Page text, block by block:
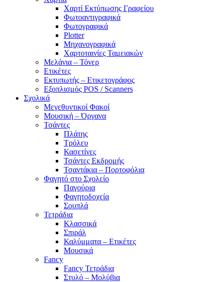
Χαρτί Εκτύπωσης Γραφείου
Φωτοαντιγραφικά
Φωτογραφικά
Plotter
Μηχανογραφικά
Χαρτοταινίες Ταμειακών
Μελάνια – Τόνερ
Ετικέτες
Εκτυπωτής – Ετικετογράφος
Εξοπλισμός POS / Scanners
Σχολικά
Μεγεθυντικοί Φακοί
Μουσική – Όργανα
Τσάντες
Πλάτης
Τρόλευ
Κασετίνες
Τσάντες Εκδρομής
Τσαντάκια – Πορτοφόλια
Φαγητό στο Σχολείο
Παγούρια
Φαγητοδοχεία
Σουπλά
Τετράδια
Κλασσικά
Σπιράλ
Καλύμματα – Ετικέτες
Μουσικά
Fancy
Fancy Τετράδια
Στυλό – Μολύβια